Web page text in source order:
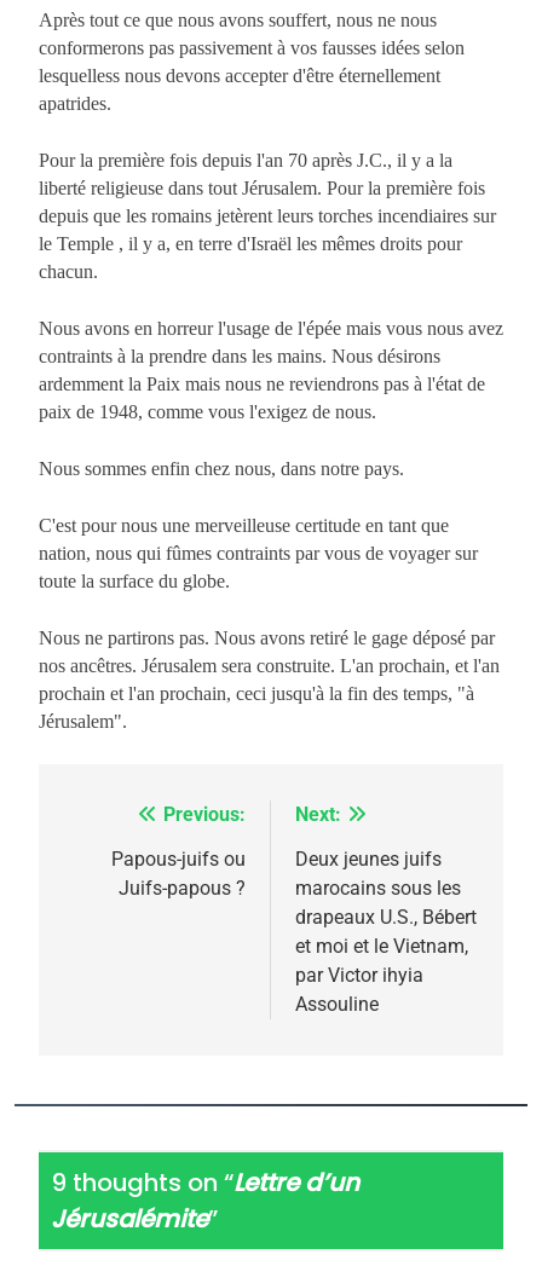
Après tout ce que nous avons souffert, nous ne nous
conformerons pas passivement à vos fausses idées selon
lesquelless nous devons accepter d'être éternellement
apatrides.
Pour la première fois depuis l'an 70 après J.C., il y a la
liberté religieuse dans tout Jérusalem. Pour la première fois
depuis que les romains jetèrent leurs torches incendiaires sur
le Temple , il y a, en terre d'Israël les mêmes droits pour
chacun.
Nous avons en horreur l'usage de l'épée mais vous nous avez
contraints à la prendre dans les mains. Nous désirons
ardemment la Paix mais nous ne reviendrons pas à l'état de
paix de 1948, comme vous l'exigez de nous.
Nous sommes enfin chez nous, dans notre pays.
C'est pour nous une merveilleuse certitude en tant que
nation, nous qui fûmes contraints par vous de voyager sur
toute la surface du globe.
Nous ne partirons pas. Nous avons retiré le gage déposé par
nos ancêtres. Jérusalem sera construite. L'an prochain, et l'an
prochain et l'an prochain, ceci jusqu'à la fin des temps, "à
Jérusalem".
NavigationPrevious:
Papous-juifs ou
Juifs-papous ?
Next:
Deux jeunes juifs
marocains sous les
drapeaux U.S., Bébert
et moi et le Vietnam,
par Victor ihyia
Assouline
9 thoughts on “Lettre d’un
Jérusalémite”